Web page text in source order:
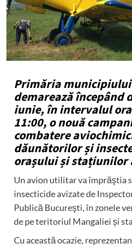
Primăria
demarează începând
iunie, în intervalul
11:00, o nouă
combatere
dăunătorilor și
orașului și stațiunilor
Un avion utilitar va împrăştia
insecticide avizate de
Publică Bucureşti, în zonele
de pe teritoriul Mangaliei și
Cu această ocazie,